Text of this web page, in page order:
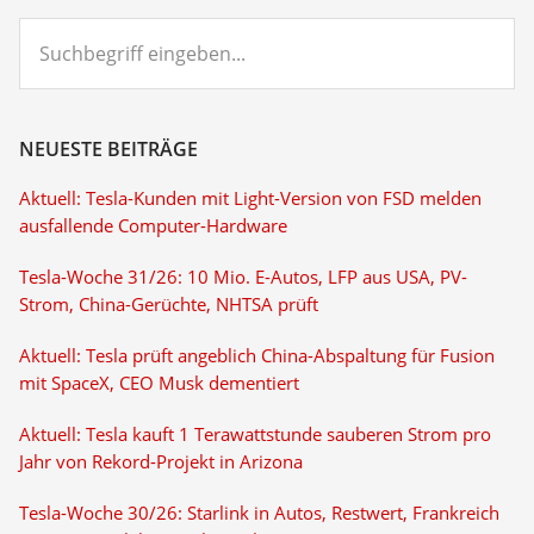
eingeben...
NEUESTE BEITRÄGE
Aktuell: Tesla-Kunden mit Light-Version von FSD melden
ausfallende Computer-Hardware
Tesla-Woche 31/26: 10 Mio. E-Autos, LFP aus USA, PV-
Strom, China-Gerüchte, NHTSA prüft
Aktuell: Tesla prüft angeblich China-Abspaltung für Fusion
mit SpaceX, CEO Musk dementiert
Aktuell: Tesla kauft 1 Terawattstunde sauberen Strom pro
Jahr von Rekord-Projekt in Arizona
Tesla-Woche 30/26: Starlink in Autos, Restwert, Frankreich